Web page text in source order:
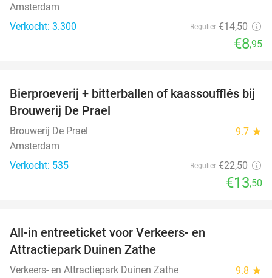
Amsterdam
Verkocht: 3.300
Regulier €14,50
€8,95
40%
Bierproeverij + bitterballen of kaassoufflés bij
Brouwerij De Prael
Brouwerij De Prael 9.7 star
Amsterdam
Verkocht: 535
Regulier €22,50
€13,50
All-in entreeticket voor Verkeers- en
Attractiepark Duinen Zathe
Verkeers- en Attractiepark Duinen Zathe 9.8 star